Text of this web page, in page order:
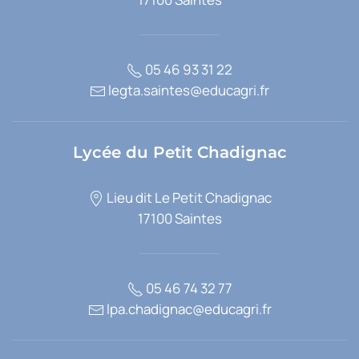
05 46 93 31 22
legta.saintes@educagri.fr
Lycée du Petit Chadignac
Lieu dit Le Petit Chadignac
17100 Saintes
05 46 74 32 77
lpa.chadignac@educagri.fr